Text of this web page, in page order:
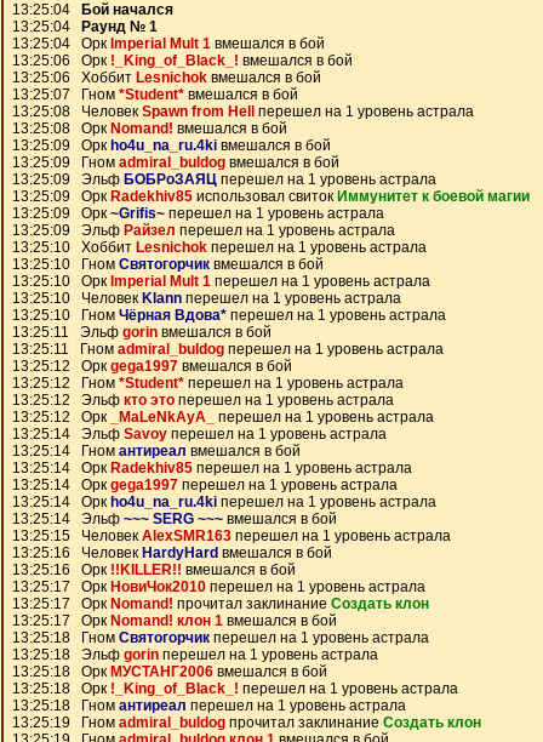
13:25:04
Бой начался
13:25:04
Раунд № 1
13:25:04 Орк Imperial Mult 1 вмешался в бой
13:25:06 Орк !_King_of_Black_! вмешался в бой
13:25:06 Хоббит Lesnichok вмешался в бой
13:25:07 Гном *Student* вмешался в бой
13:25:08 ЧеловекSpawn from Hell
перешел на 1 уровень астрала
13:25:08 Орк Nomand! вмешался в бой
13:25:09 Орк ho4u_na_ru.4ki вмешался в бой
13:25:09 Гном admiral_buldog вмешался в бой
13:25:09 Эльф БОБРоЗАЯЦ перешел на 1 уровень астрала
13:25:09 Орк Radekhiv85 использовал свиток Иммунитет к боевой магии
13:25:09 Орк~Grifis~ перешел на 1 уровень астрала
13:25:09 Эльф Райзел перешел на 1 уровень астрала
13:25:10 Хоббит Lesnichok перешел на 1 уровень астрала
13:25:10 Гном Святогорчик вмешался в бой
13:25:10 Орк Imperial Mult 1 перешел на 1 уровень астрала
13:25:10 Человек Klann перешел на 1 уровень астрала
13:25:10 Гном Чёрная Вдова* перешел на 1 уровень астрала
13:25:11 Эльф gorin вмешался в бой
13:25:11 Гном admiral_buldog перешел на 1 уровень астрала
13:25:12 Оркgega1997 вмешался в бой
13:25:12 Гном *Student* перешел на 1 уровень астрала
13:25:12 Эльф кто это перешел на 1 уровень астрала
13:25:12 Орк
_MaLeNkAyA_
перешел на 1 уровень астрала
13:25:14 Эльф Savoy перешел на 1 уровень астрала
13:25:14 Гном антиреал вмешался в бой
13:25:14 Орк Radekhiv85 перешел на 1 уровень астрала
13:25:14 Оркgega1997 перешел на 1 уровень астрала
13:25:14 Орк ho4u_na_ru.4ki перешел на 1 уровень астрала
13:25:14 Эльф ~~~ SERG ~~~ вмешался в бой
13:25:15 ЧеловекAlexSMR163 перешел на 1 уровень астрала
13:25:16 Человек HardyHard вмешался в бой
13:25:16 Орк !!KILLER!! вмешался в бой
13:25:17 Орк НовиЧок2010 перешел на 1 уровень астрала
13:25:17 Орк Nomand! прочитал заклинание Создать клон
13:25:17 Орк Nomand! клон 1 вмешался в бой
13:25:18 Гном Святогорчик перешел на 1 уровень астрала
13:25:18 Эльф gorin перешел на 1 уровень астрала
13:25:18 Орк МУСТАНГ2006 вмешался в бой
13:25:18 Орк !_King_of_Black_! перешел на 1 уровень астрала
13:25:18 Гном антиреал перешел на 1 уровень астрала
13:25:19 Гном admiral_buldog прочитал заклинание Создать клон